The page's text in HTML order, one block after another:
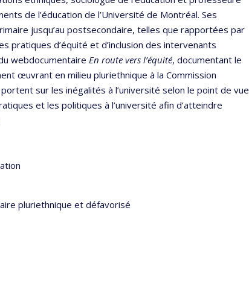
de l’éducation de l’Université de Montréal. Ses
jusqu’au postsecondaire, telles que rapportées par
pratiques d’équité et d’inclusion des intervenants
webdocumentaire En route vers l’équité, documentant le
œuvrant en milieu pluriethnique à la Commission
sur les inégalités à l’université selon le point de vue
et les politiques à l’université afin d’atteindre
pluriethnique et défavorisé